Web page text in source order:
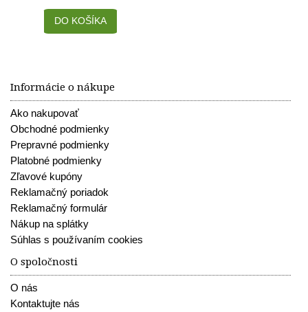
DO KOŠÍKA
Informácie o nákupe
Ako nakupovať
Obchodné podmienky
Prepravné podmienky
Platobné podmienky
Zľavové kupóny
Reklamačný poriadok
Reklamačný formulár
Nákup na splátky
Súhlas s používaním cookies
O spoločnosti
O nás
Kontaktujte nás